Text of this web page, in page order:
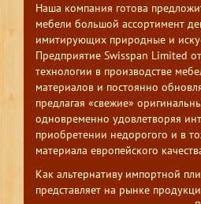
Наша компания готова
мебели большой ассортимент
имитирующих природные и
Предприятие Swisspan Limited
технологии в производстве
материалов и постоянно
предлагая «свежие»
одновременно удовлетворяя
приобретении недорогого и в
материала европейского
Как альтернативу импортной
представляет на рынке